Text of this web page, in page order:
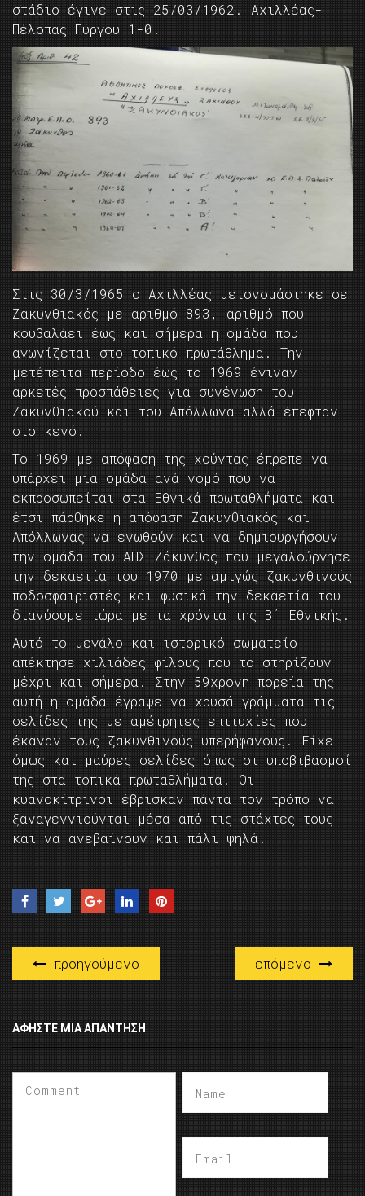
στάδιο έγινε στις 25/03/1962. Αχιλλέας-
Πέλοπας Πύργου 1-0.
Στις 30/3/1965 ο Αχιλλέας μετονομάστηκε σε
Ζακυνθιακός με αριθμό 893, αριθμό που
κουβαλάει έως και σήμερα η ομάδα που
αγωνίζεται στο τοπικό πρωτάθλημα. Την
μετέπειτα περίοδο έως το 1969 έγιναν
αρκετές προσπάθειες για συνένωση του
Ζακυνθιακού και του Απόλλωνα αλλά έπεφταν
στο κενό.
Το 1969 με απόφαση της χούντας έπρεπε να
υπάρχει μια ομάδα ανά νομό που να
εκπροσωπείται στα Εθνικά πρωταθλήματα και
έτσι πάρθηκε η απόφαση Ζακυνθιακός και
Απόλλωνας να ενωθούν και να δημιουργήσουν
την ομάδα του ΑΠΣ Ζάκυνθος που μεγαλούργησε
την δεκαετία του 1970 με αμιγώς ζακυνθινούς
ποδοσφαιριστές και φυσικά την δεκαετία του
διανύουμε τώρα με τα χρόνια της Β΄ Εθνικής.
Αυτό το μεγάλο και ιστορικό σωματείο
απέκτησε χιλιάδες φίλους που το στηρίζουν
μέχρι και σήμερα. Στην 59χρονη πορεία της
αυτή η ομάδα έγραψε να χρυσά γράμματα τις
σελίδες της με αμέτρητες επιτυχίες που
έκαναν τους ζακυνθινούς υπερήφανους. Είχε
όμως και μαύρες σελίδες όπως οι υποβιβασμοί
της στα τοπικά πρωταθλήματα. Οι
κυανοκίτρινοι έβρισκαν πάντα τον τρόπο να
ξαναγεννιούνται μέσα από τις στάχτες τους
και να ανεβαίνουν και πάλι ψηλά.
προηγούμενο επόμενο
ΑΦΉΣΤΕ ΜΙΑ ΑΠΆΝΤΗΣΗ